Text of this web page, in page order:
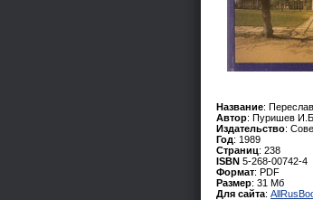
Название:
Автор: Пуришев И.Б.
Издательство:
Год: 1989
Страниц: 238
ISBN 5-268-00742-4
Формат: PDF
Размер: 31 Мб
Для сайта: